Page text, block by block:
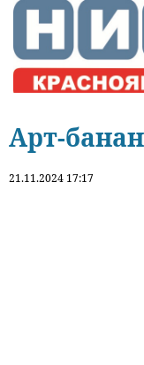
Арт-
21.11.2024 17:17